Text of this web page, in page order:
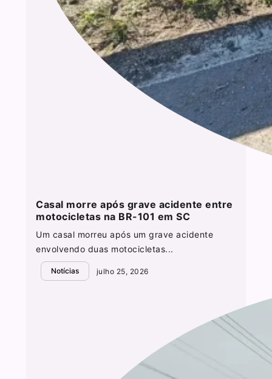
Casal morre após grave acidente entre
motocicletas na BR-101 em SC
Um casal morreu após um grave acidente
envolvendo duas motocicletas...
Notícias julho 25, 2026